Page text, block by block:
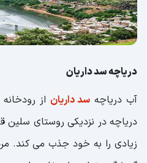
دریاچه سد داریان
آب دریاچه سد داریان از
دریاچه در نزدیکی روستای سلین
زیادی را به خود جذب می کند.